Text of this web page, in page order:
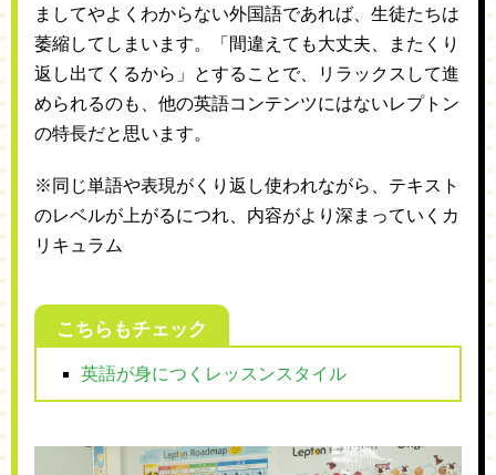
ましてやよくわからない外国語であれば、生徒たちは
萎縮してしまいます。「間違えても大丈夫、またくり
返し出てくるから」とすることで、リラックスして進
められるのも、他の英語コンテンツにはないレプトン
の特長だと思います。
※同じ単語や表現がくり返し使われながら、テキスト
のレベルが上がるにつれ、内容がより深まっていくカ
リキュラム
こちらもチェック
英語が身につくレッスンスタイル